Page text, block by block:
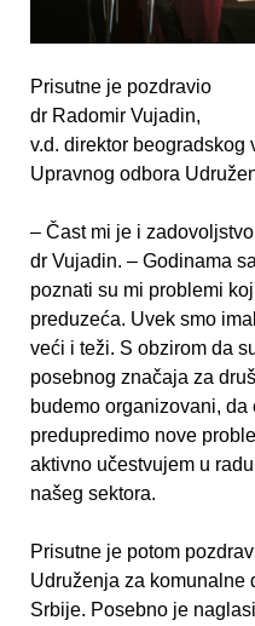
Prisutne je pozdravio
dr Radomir Vujadin,
v.d. direktor
Upravnog odbora
– Čast mi je i
dr Vujadin. – Godinama
poznati su mi problemi
preduzeća. Uvek smo
veći i teži. S obzirom da
posebnog značaja za
budemo organizovani,
predupredimo nove
aktivno učestvujem u
našeg sektora.
Prisutne je potom
Udruženja za komunalne
Srbije. Posebno je